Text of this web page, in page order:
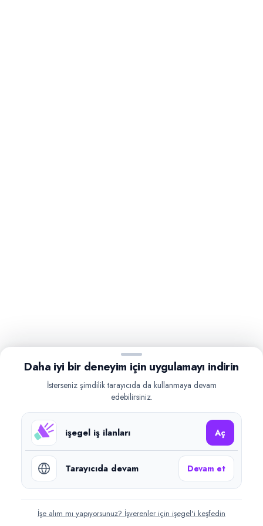
Daha iyi bir deneyim için uygulamayı indirin
İsterseniz şimdilik tarayıcıda da kullanmaya devam
edebilirsiniz.
işegel iş ilanları Aç
Tarayıcıda devam Devam et
İşe alım mı yapıyorsunuz? İşverenler için işegel'i keşfedin